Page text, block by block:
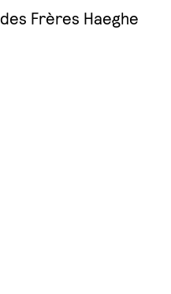
Frères Haeghe